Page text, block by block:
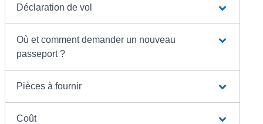
Déclaration de vol
Où et comment demander un nouveau
passeport ?
Pièces à fournir
Coût